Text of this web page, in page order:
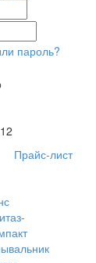
пароль?
Прайс-лист